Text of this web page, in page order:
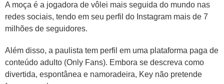
A moça é a jogadora de vôlei mais seguida do mundo nas
redes sociais, tendo em seu perfil do Instagram mais de 7
milhões de seguidores.
Além disso, a paulista tem perfil em uma plataforma paga de
conteúdo adulto (Only Fans). Embora se descreva como
divertida, espontânea e namoradeira, Key não pretende